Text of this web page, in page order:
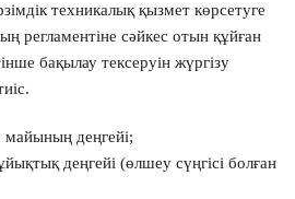
техникалық қызмет көрсетуге
регламентіне сәйкес отын құйған
бақылау тексеруін жүргізу
деңгейі;
деңгейі (өлшеу сүңгісі болған
по кредиту
маманымыздың тегін